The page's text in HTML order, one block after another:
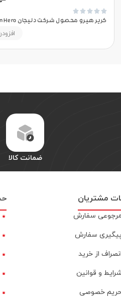





کریر هیرو محصول شرکت دلیجان Delijan Hero
ضمانت کالا
مشتریان
مرجوعی سفارش
پیگیری سفارش
انصراف از خرید
شرایط و قوانین
خصوصی